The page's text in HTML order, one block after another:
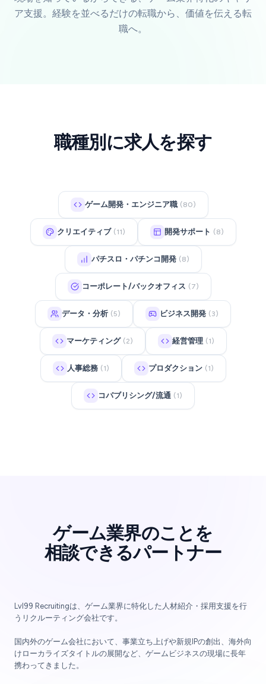
ア支援。経験を並べるだけの転職から、価値を伝える転
職へ。
職種別に求人を探す
ゲーム開発・エンジニア職 (80)
クリエイティブ (11) 開発サポート (8)
パチスロ・パチンコ開発 (8)
コーポレート/バックオフィス (7)
データ・分析 (5) ビジネス開発 (3)
マーケティング (2) 経営管理 (1)
人事総務 (1) プロダクション (1)
コパブリシング/流通 (1)
ゲーム業界のことを
相談できるパートナー
Lvl99 Recruitingは、ゲーム業界に特化した人材紹介・採用支援を行
うリクルーティング会社です。
国内外のゲーム会社において、事業立ち上げや新規IPの創出、海外向
けローカライズタイトルの展開など、ゲームビジネスの現場に長年
携わってきました。